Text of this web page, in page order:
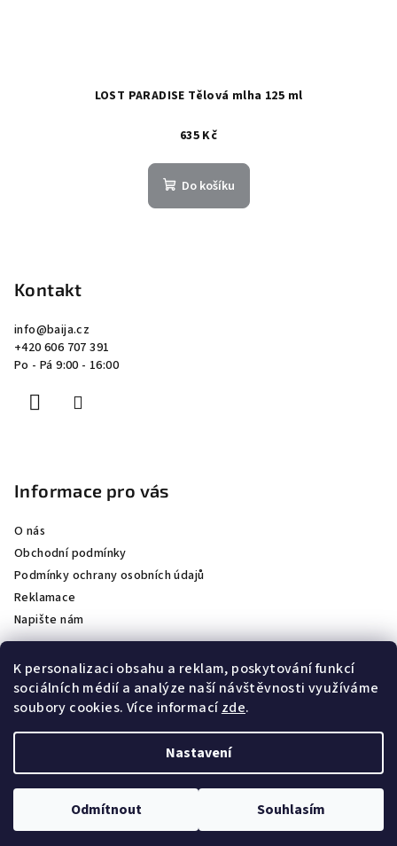
K personalizaci obsahu a reklam, poskytování funkcí
sociálních médií a analýze naší návštěvnosti využíváme
soubory cookies. Více informacízde.
Nastavení
Odmítnout Souhlasím
LOST PARADISE Tělová mlha 125 ml
635 Kč
Do košíku
Kontakt
info@baija.cz
+420 606 707 391
Po - Pá 9:00 - 16:00
Informace pro vás
O nás
Obchodní podmínky
Podmínky ochrany osobních údajů
Reklamace
Napište nám
Partneři
Staňte se naším partnerem
nastavení cookies
Vytvořil Shoptet